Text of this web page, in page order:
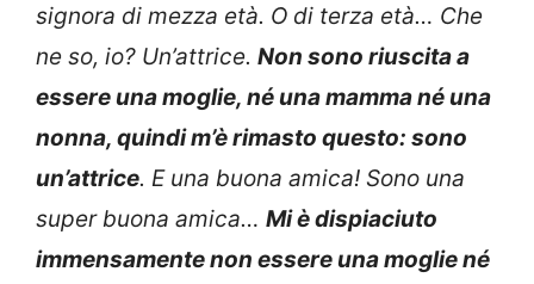
signora di mezza età. O di terza età… Che
ne so, io? Un’attrice. Non sono riuscita a
essere una moglie, né una mamma né una
nonna, quindi m’è rimasto questo: sono
un’attrice. E una buona amica! Sono una
super buona amica… Mi è dispiaciuto
immensamente non essere una moglie né